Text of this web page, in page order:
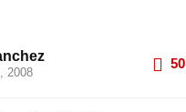
2008
50